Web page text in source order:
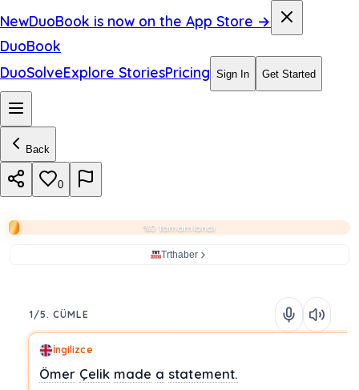
NewDuoBook is now on the App Store →
DuoBook
DuoSolveExplore StoriesPricing Sign In Get Started
Back
0
%0 tamamlandı
Trthaber
1/5. CÜMLE
İngilizce
Ömer Çelik made a statement.